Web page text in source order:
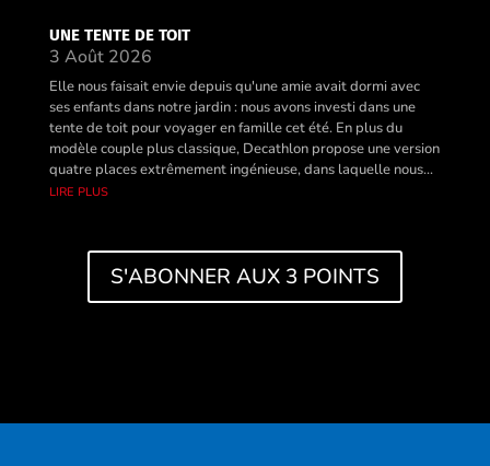
UNE TENTE DE TOIT
3 Août 2026
Elle nous faisait envie depuis qu'une amie avait dormi avec
ses enfants dans notre jardin : nous avons investi dans une
tente de toit pour voyager en famille cet été. En plus du
modèle couple plus classique, Decathlon propose une version
quatre places extrêmement ingénieuse, dans laquelle nous...
lire plus
S'ABONNER AUX 3 POINTS